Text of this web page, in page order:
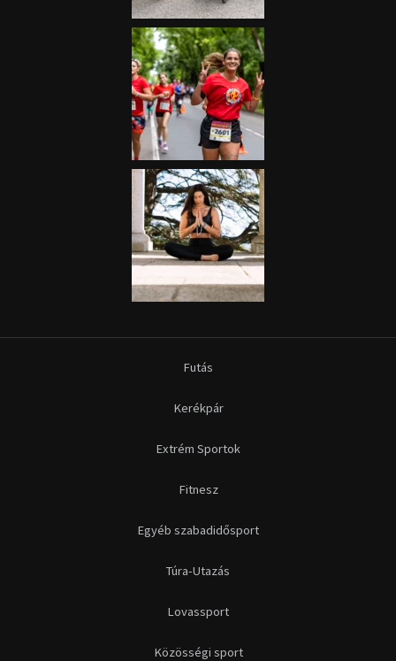
Futás
Kerékpár
Extrém Sportok
Fitnesz
Egyéb szabadidősport
Túra-Utazás
Lovassport
Közösségi sport